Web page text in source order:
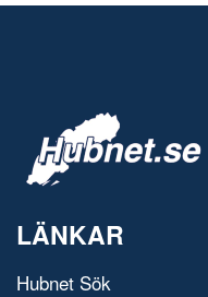
LÄNKAR
Hubnet Sök